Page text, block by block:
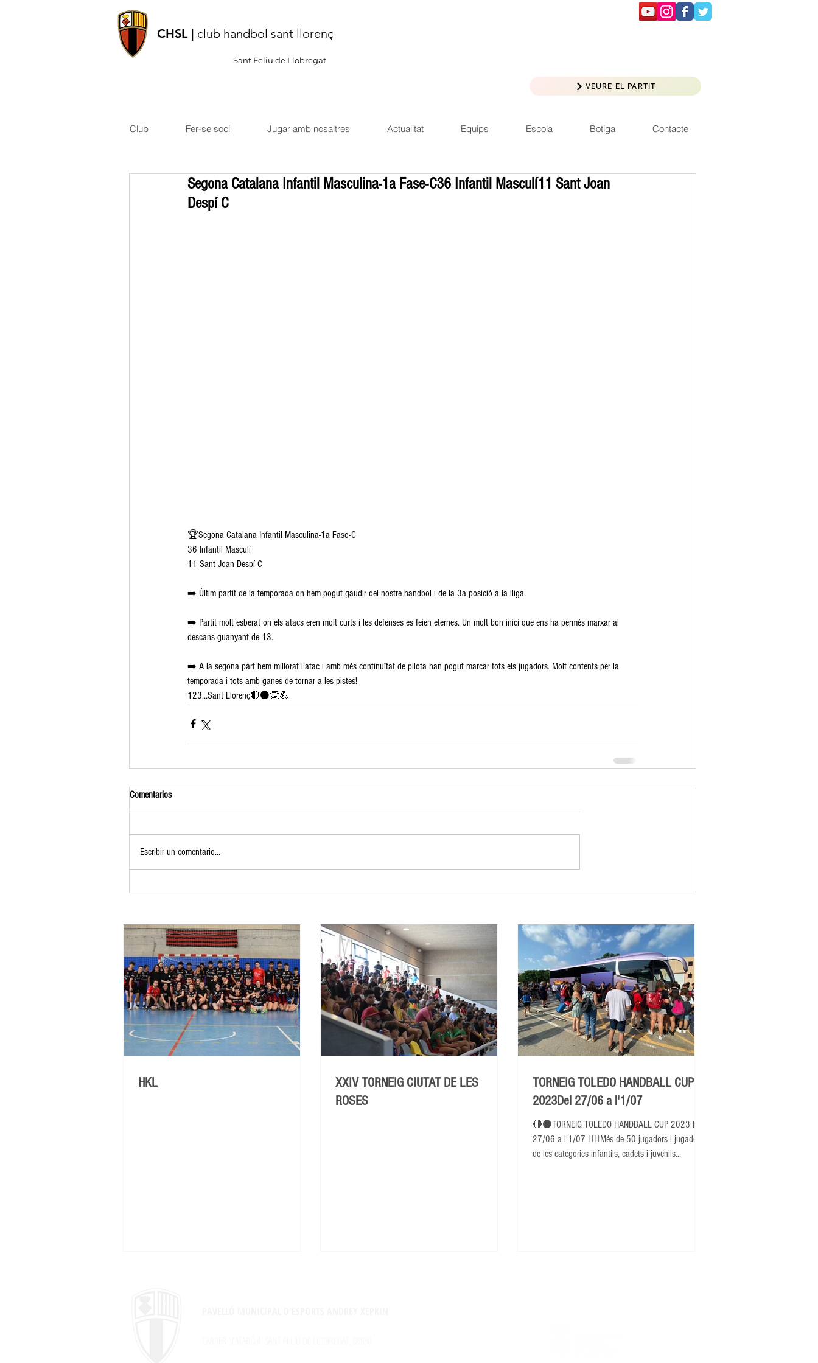
CHSL | club handbol sant llorenç
Sant Feliu de Llobregat
VEURE EL PARTIT
Club Fer-se soci Jugar amb nosaltres Actualitat Equips Escola Botiga Contacte
Segona Catalana Infantil Masculina-1a Fase-C36 Infantil Masculí11 Sant Joan
Despí C
🏆Segona Catalana Infantil Masculina-1a Fase-C
36 Infantil Masculí
11 Sant Joan Despí C
➡️ Últim partit de la temporada on hem pogut gaudir del nostre handbol i de la 3a posició a la lliga.
➡️ Partit molt esberat on els atacs eren molt curts i les defenses es feien eternes. Un molt bon inici que ens ha permès marxar al
descans guanyant de 13.
➡️ A la segona part hem millorat l'atac i amb més continuïtat de pilota han pogut marcar tots els jugadors. Molt contents per la
temporada i tots amb ganes de tornar a les pistes!
123...Sant Llorenç🔴⚫👏💪
Comentarios
Escribir un comentario...
HKL
XXIV TORNEIG CIUTAT DE LES
ROSES
TORNEIG TOLEDO HANDBALL CUP
2023Del 27/06 a l'1/07
🔴⚫TORNEIG TOLEDO HANDBALL CUP 2023 Del
27/06 a l'1/07 👉🏽Més de 50 jugadors i jugadores
de les categories infantils, cadets i juvenils...